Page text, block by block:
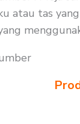
atau tas